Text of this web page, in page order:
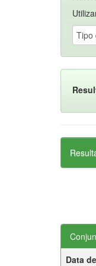
Data de